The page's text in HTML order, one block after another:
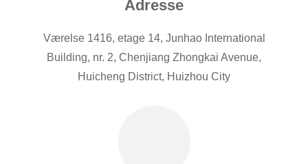
Adresse
Værelse 1416, etage 14, Junhao International
Building, nr. 2, Chenjiang Zhongkai Avenue,
Huicheng District, Huizhou City